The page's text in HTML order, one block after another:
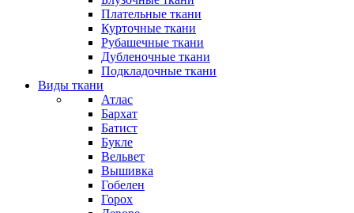
Плательные ткани
Курточные ткани
Рубашечные ткани
Дубленочные ткани
Подкладочные ткани
Виды ткани
Атлас
Бархат
Батист
Букле
Вельвет
Вышивка
Гобелен
Горох